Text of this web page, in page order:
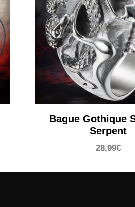
Bague Gothique
Serpent
28,99€